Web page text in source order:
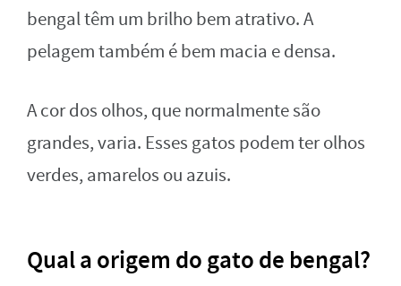
bengal têm um brilho bem atrativo. A
pelagem também é bem macia e densa.
A cor dos olhos, que normalmente são
grandes, varia. Esses gatos podem ter olhos
verdes, amarelos ou azuis.
Qual a origem do gato de bengal?